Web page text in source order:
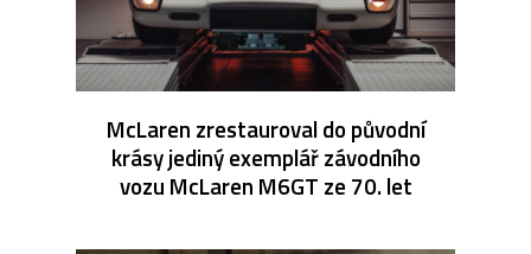
McLaren zrestauroval do původní
krásy jediný exemplář závodního
vozu McLaren M6GT ze 70. let